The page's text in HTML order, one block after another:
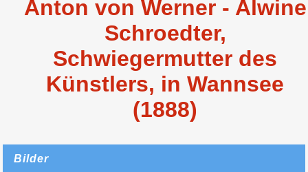
Anton von Werner - Alwine
Schroedter,
Schwiegermutter des
Künstlers, in Wannsee
(1888)
Bilder